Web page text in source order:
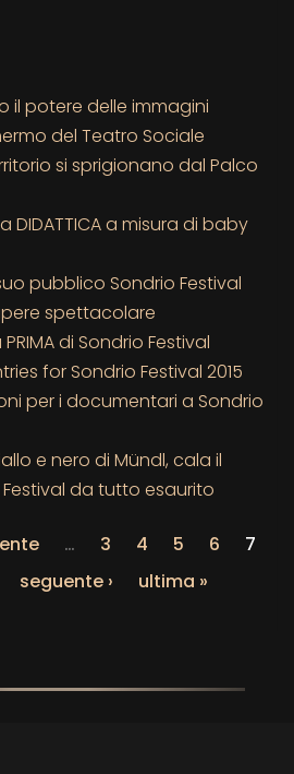
il potere delle immagini
del Teatro Sociale
si sprigionano dal Palco
DIDATTICA a misura di baby
pubblico Sondrio Festival
spettacolare
di Sondrio Festival
for Sondrio Festival 2015
per i documentari a Sondrio
e nero di Mündl, cala il
da tutto esaurito
… 3 4 5 6
7
seguente › ultima »